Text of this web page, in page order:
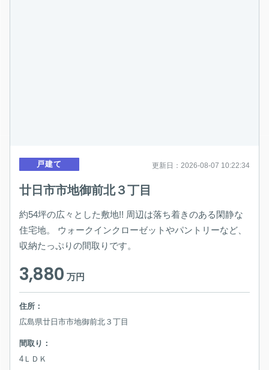
戸建て 更新日：2026-08-07 10:22:34
廿日市市地御前北３丁目
約54坪の広々とした敷地!! 周辺は落ち着きのある閑静な
住宅地。 ウォークインクローゼットやパントリーなど、
収納たっぷりの間取りです。
3,880万円
住所：
広島県廿日市市地御前北３丁目
間取り：
4ＬＤＫ